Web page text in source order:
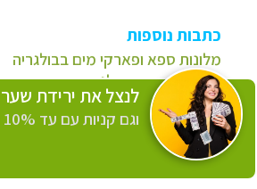
כתבות נוספות
מלונות ספא ופארקי מים בבולגריה
טיול משפחות בבולגריה
טרקים בהרי רילה
עיירת הסקי בנסקו והרי פירין
לנצל את ירידת
וגם קניות עם עד 10% הנחה